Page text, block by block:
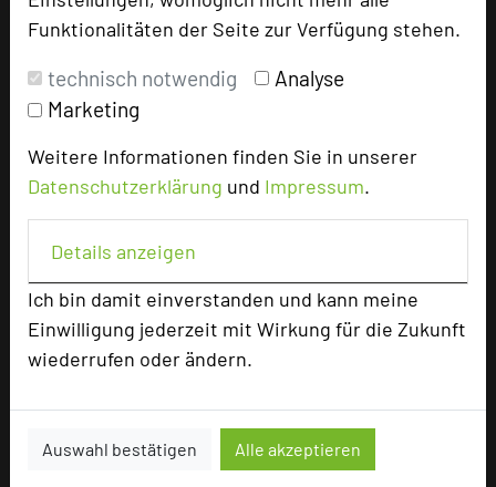
Funktionalitäten der Seite zur Verfügung stehen.
technisch notwendig
Analyse
Marketing
Weitere Informationen finden Sie in unserer
Datenschutzerklärung und Impressum.
Details anzeigen
Ich bin damit einverstanden und kann meine
Einwilligung jederzeit mit Wirkung für die Zukunft
wiederrufen oder ändern.
Auswahl bestätigen Alle akzeptieren
Tagungsräume
Zimmer
Einzelzimmer
Suiten
Besonders geeignet für
Seminar, Konferenz
64 Seiten dieses Hotels wurden in den vergangenen